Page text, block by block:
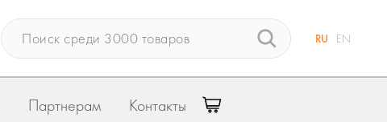
RU EN
Партнерам Контакты